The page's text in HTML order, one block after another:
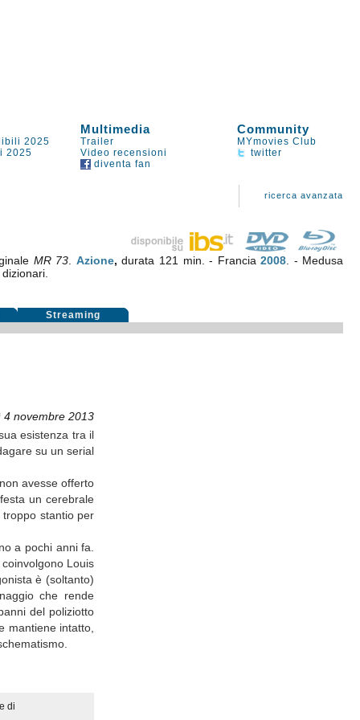
Multimedia Community
2025 Trailer
MYmovies Club
2025 Video recensioni
twitter
diventa fan
ricerca avanzata
MR 73 Azione,durata 121 min. - Francia2008 . - Medusa
Streaming
4 novembre 2013
esistenza tra il
su un serial
non avesse offerto
un cerebrale
stantio per
a pochi anni fa.
Louis
è (soltanto)
che rende
del poliziotto
mantiene intatto,
di